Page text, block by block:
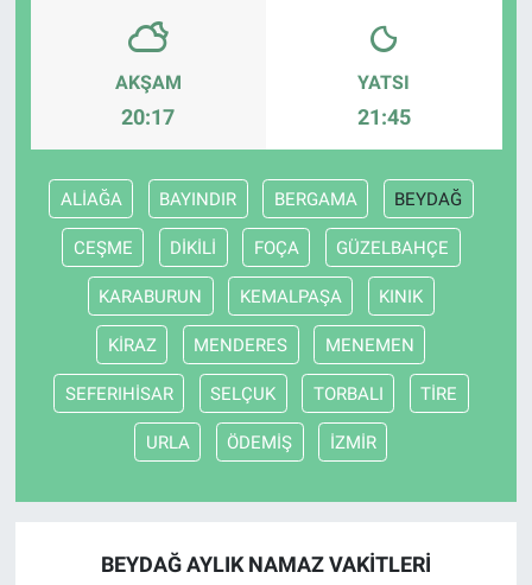
AKŞAM
20:17
YATSI
21:45
ALİAĞA BAYINDIR BERGAMA BEYDAĞ
CEŞME DİKİLİ FOÇA GÜZELBAHÇE
KARABURUN KEMALPAŞA KINIK
KİRAZ MENDERES MENEMEN
SEFERIHİSAR SELÇUK TORBALI TİRE
URLA ÖDEMİŞ İZMİR
BEYDAĞ AYLIK NAMAZ VAKITLERI